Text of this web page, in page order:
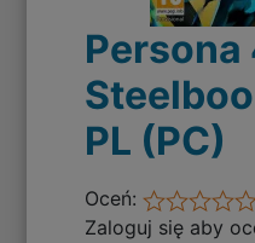
Persona
PL (PC)
Oceń:
Zaloguj się aby